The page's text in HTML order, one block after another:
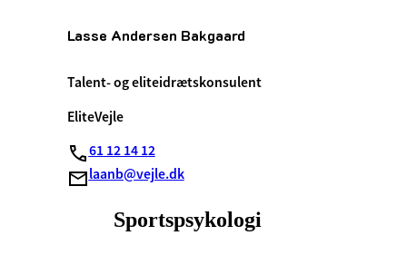
Lasse Andersen Bakgaard
Talent- og eliteidrætskonsulent
EliteVejle
61 12 14 12
laanb@vejle.dk
Sportspsykologi